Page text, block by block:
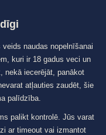
naudas nopelnīšanai
kuri ir 18 gadus veci un
nekā iecerējāt, panākot
atļauties zaudēt, šie
palīdzība.
palikt kontrolē. Jūs varat
ar timeout vai izmantot